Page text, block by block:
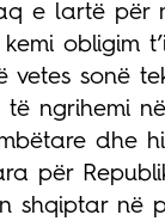
e lartë për
obligim
vetes sonë
të ngrihemi
dhe
për
shqiptar në